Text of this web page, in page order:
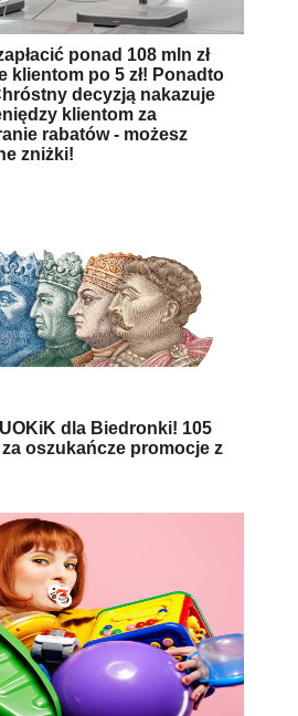
ponad 108 mln zł
klientom po 5 zł! Ponadto
decyzją nakazuje
klientom za
rabatów - możesz
zniżki!
dla Biedronki! 105
oszukańcze promocje z